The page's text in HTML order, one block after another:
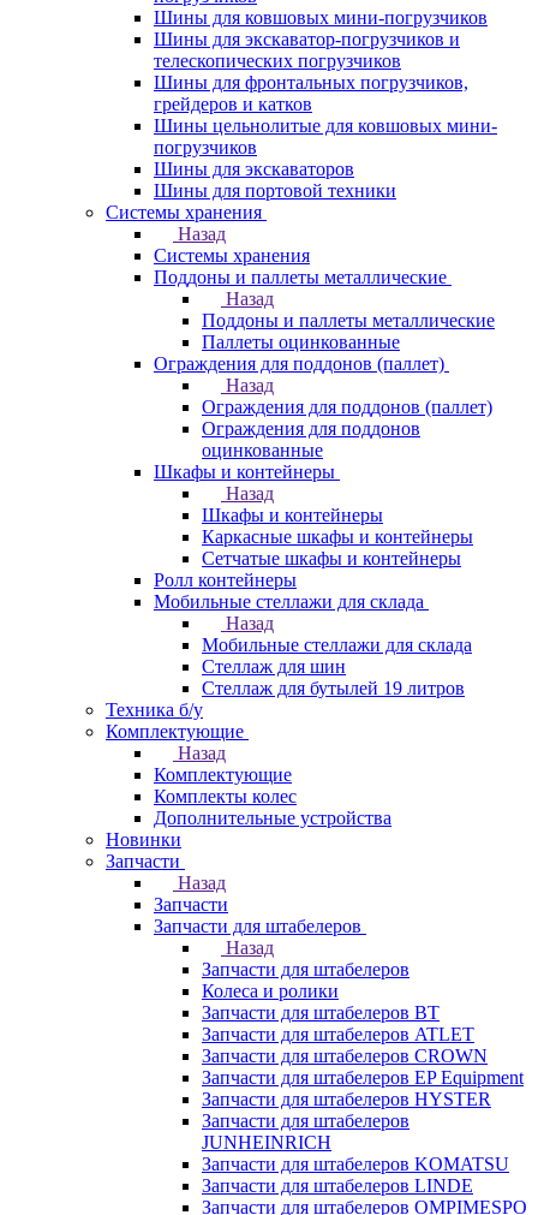
Шины для ковшовых мини-погрузчиков
Шины для экскаватор-погрузчиков и
телескопических погрузчиков
Шины для фронтальных погрузчиков,
грейдеров и катков
Шины цельнолитые для ковшовых мини-
погрузчиков
Шины для экскаваторов
Шины для портовой техники
Системы хранения
Назад
Системы хранения
Поддоны и паллеты металлические
Назад
Поддоны и паллеты металлические
Паллеты оцинкованные
Ограждения для поддонов (паллет)
Назад
Ограждения для поддонов (паллет)
Ограждения для поддонов
оцинкованные
Шкафы и контейнеры
Назад
Шкафы и контейнеры
Каркасные шкафы и контейнеры
Сетчатые шкафы и контейнеры
Ролл контейнеры
Мобильные стеллажи для склада
Назад
Мобильные стеллажи для склада
Стеллаж для шин
Стеллаж для бутылей 19 литров
Техника б/у
Комплектующие
Назад
Комплектующие
Комплекты колес
Дополнительные устройства
Новинки
Запчасти
Назад
Запчасти
Запчасти для штабелеров
Назад
Запчасти для штабелеров
Колеса и ролики
Запчасти для штабелеров BT
Запчасти для штабелеров ATLET
Запчасти для штабелеров CROWN
Запчасти для штабелеров EP Equipment
Запчасти для штабелеров HYSTER
Запчасти для штабелеров
JUNHEINRICH
Запчасти для штабелеров KOMATSU
Запчасти для штабелеров LINDE
Запчасти для штабелеров OMPIMESPO